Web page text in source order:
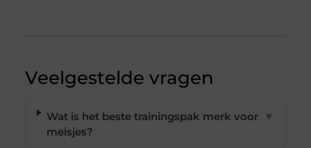
Veelgestelde vragen
Wat is het beste trainingspak merk voor
meisjes?
▼